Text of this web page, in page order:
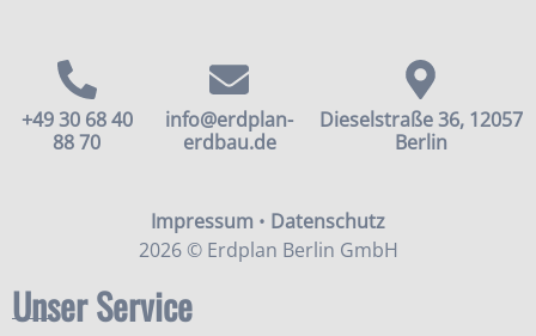
+49 30 68 40
88 70
info@erdplan-
erdbau.de
Dieselstraße 36, 12057
Berlin
Impressum • Datenschutz
2026 © Erdplan Berlin GmbH
Unser Service